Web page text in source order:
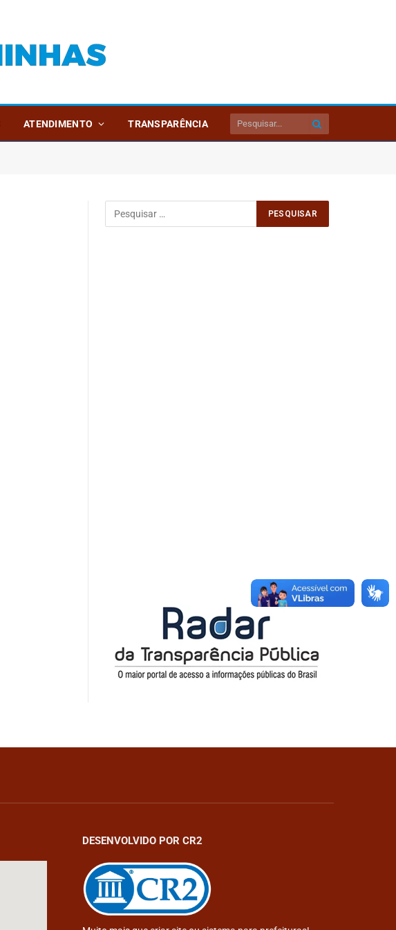
ATENDIMENTO TRANSPARÊNCIA
DESENVOLVIDO POR CR2